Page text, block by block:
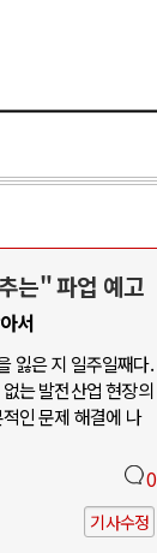
는" 파업 예고
서
잃은 지 일주일째다.
는 발전산업 현장의
인 문제 해결에 나
0
기사수정
이나 전쟁
, 대리전의 역..
직후, 러시아..
년까지 공..
고받아…민간 ..